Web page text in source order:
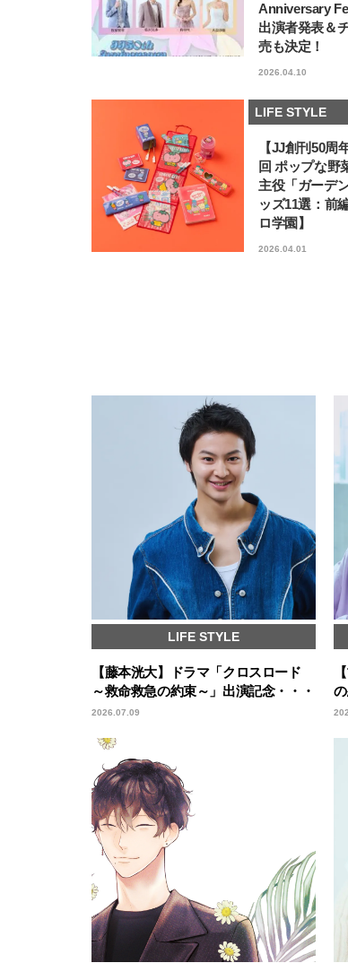
Anniversary
出演者発表＆
売も決定！
2026.04.10
LIFE STYLE
【JJ創刊50周
回 ポップな野
主役「ガーデ
ッズ11選：前
ロ学園】
2026.04.01
LIFE STYLE
【藤本洸大】ドラマ「クロスロード
～救命救急の約束～」出演記念・・・
2026.07.09